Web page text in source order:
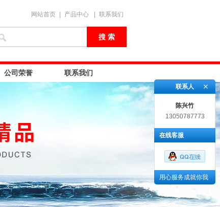
网站首页 产品中心 联系我们
公司荣誉 联系我们
联系人
陈兴竹
13050787773
在线客服
用心服务成就你我